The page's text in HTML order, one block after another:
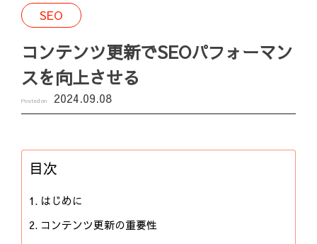
SEO
コンテンツ更新でSEOパフォーマン
スを向上させる
Posted on 2024.09.08
目次
はじめに
コンテンツ更新の重要性